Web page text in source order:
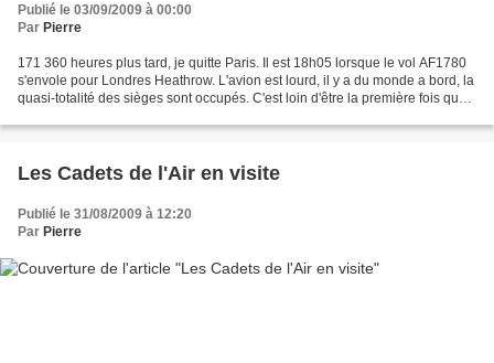
Publié le 03/09/2009 à 00:00
Par Pierre
171 360 heures plus tard, je quitte Paris. Il est 18h05 lorsque le vol AF1780
s'envole pour Londres Heathrow. L'avion est lourd, il y a du monde a bord, la
quasi-totalité des sièges sont occupés. C'est loin d'être la première fois que
Les Cadets de l'Air en visite
Publié le 31/08/2009 à 12:20
Par Pierre